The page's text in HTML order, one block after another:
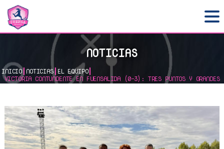
EL CLUB
EL EQUIPO
LA ESCUELA
COLABORA
ACTIVIDADES
NOTICIAS
INICIO NOTICIAS EL EQUIPO
VICTORIA CONTUNDENTE EN FUENSALIDA (0-3): TRES PUNTOS Y GRANDES
SENSACIONES ANTES DEL DERBI